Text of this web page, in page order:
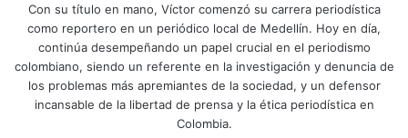
Con su título en mano, Víctor comenzó su carrera periodística
como reportero en un periódico local de Medellín. Hoy en día,
continúa desempeñando un papel crucial en el periodismo
colombiano, siendo un referente en la investigación y denuncia de
los problemas más apremiantes de la sociedad, y un defensor
incansable de la libertad de prensa y la ética periodística en
Colombia.